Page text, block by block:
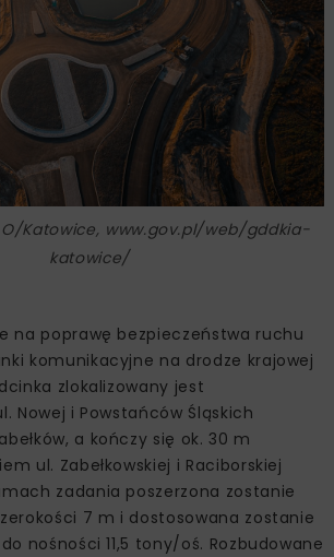
O/Katowice, www.gov.pl/web/gddkia-
katowice/
na poprawę bezpieczeństwa ruchu
komunikacyjne na drodze krajowej
zlokalizowany jest
Nowej i Powstańców Śląskich
a kończy się ok. 30 m
ul. Zabełkowskiej i Raciborskiej
zadania poszerzona zostanie
7 m i dostosowana zostanie
nośności 11,5 tony/oś. Rozbudowane